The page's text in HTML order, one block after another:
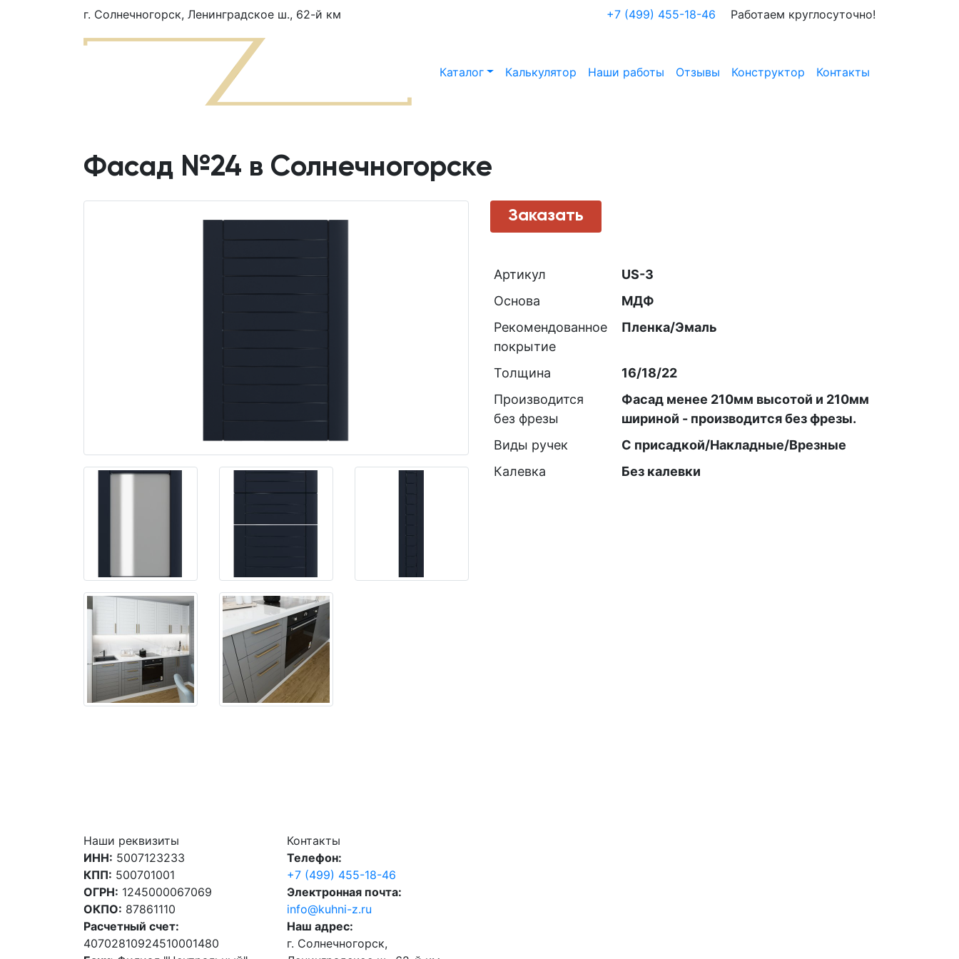
г. Солнечногорск, Ленинградское ш., 62-й км +7 (499) 455-18-46 Работаем круглосуточно!
Каталог Калькулятор Наши работы Отзывы Конструктор Контакты
Фасад №24 в Солнечногорске
Заказать
Артикул
US-3
Основа
МДФ
Рекомендованное
покрытие
Пленка/Эмаль
Толщина
16/18/22
Производится
без фрезы
Фасад менее 210мм высотой и 210мм
шириной - производится без фрезы.
Виды ручек
С присадкой/Накладные/Врезные
Калевка
Без калевки
Наши реквизиты
ИНН: 5007123233
КПП: 500701001
ОГРН: 1245000067069
ОКПО: 87861110
Расчетный счет:
40702810924510001480
Контакты
Телефон:
+7 (499) 455-18-46
Электронная почта:
info@kuhni-z.ru
Наш адрес:
г. Солнечногорск,